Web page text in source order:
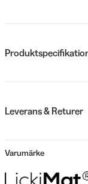
Leverans & Returer
Varumärke